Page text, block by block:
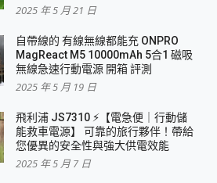
2025 年 5 月 21 日
自帶線的 有線無線都能充 ONPRO
MagReact M5 10000mAh 5合1 磁吸
無線急速行動電源 開箱 評測
2025 年 5 月 19 日
飛利浦 JS7310 ⚡【電急便｜行動儲
能救車電源】 可靠的旅行夥伴！帶給
您優異的安全性與強大供電效能
2025 年 5 月 7 日